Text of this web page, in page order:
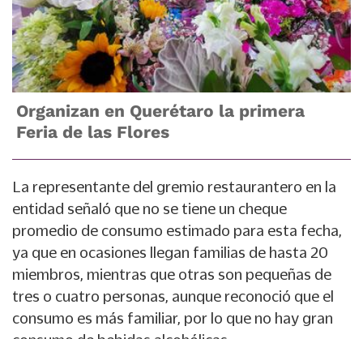
Organizan en Querétaro la primera
Feria de las Flores
La representante del gremio restaurantero en la
entidad señaló que no se tiene un cheque
promedio de consumo estimado para esta fecha,
ya que en ocasiones llegan familias de hasta 20
miembros, mientras que otras son pequeñas de
tres o cuatro personas, aunque reconoció que el
consumo es más familiar, por lo que no hay gran